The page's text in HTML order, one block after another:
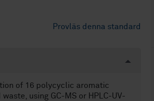
Provläs denna standard
of 16 polycyclic aromatic
using GC-MS or HPLC-UV-